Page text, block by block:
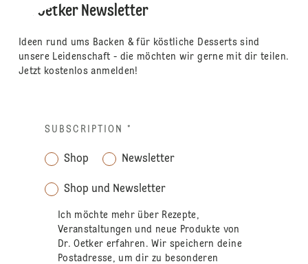
Dr. Oetker Newsletter
Ideen rund ums Backen & für köstliche Desserts sind
unsere Leidenschaft - die möchten wir gerne mit dir teilen.
Jetzt kostenlos anmelden!
SUBSCRIPTION *
Shop Newsletter
Shop und Newsletter
Ich möchte mehr über Rezepte,
Veranstaltungen und neue Produkte von
Dr. Oetker erfahren. Wir speichern deine
Postadresse, um dir zu besonderen